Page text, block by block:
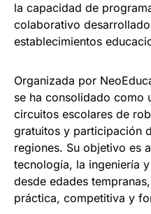
la capacidad de
colaborativo
establecimientos
Organizada por
se ha consolidado como
circuitos escolares de
gratuitos y participación
regiones. Su objetivo es
tecnología, la ingeniería
desde edades
práctica, competitiva y